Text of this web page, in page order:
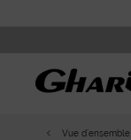
Vue d´ensemble